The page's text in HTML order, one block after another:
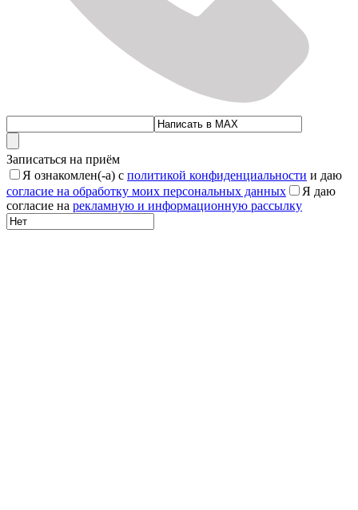
Записаться на приём
Я ознакомлен(-а) с политикой конфиденциальности и даю
согласие на обработку моих персональных данных
Я даю
согласие на рекламную и информационную рассылку